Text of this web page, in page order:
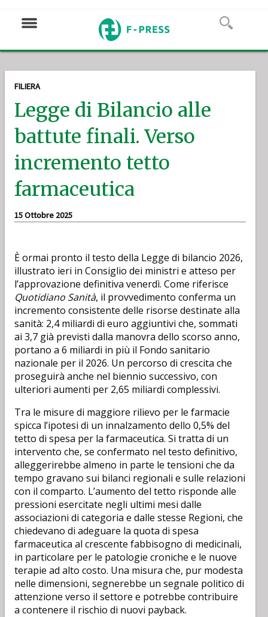
FILIERA
Legge di Bilancio alle
battute finali. Verso
incremento tetto
farmaceutica
15 Ottobre 2025
È ormai pronto il testo della Legge di bilancio 2026,
illustrato ieri in Consiglio dei ministri e atteso per
l’approvazione definitiva venerdì. Come riferisce
Quotidiano Sanità, il provvedimento conferma un
incremento consistente delle risorse destinate alla
sanità: 2,4 miliardi di euro aggiuntivi che, sommati
ai 3,7 già previsti dalla manovra dello scorso anno,
portano a 6 miliardi in più il Fondo sanitario
nazionale per il 2026. Un percorso di crescita che
proseguirà anche nel biennio successivo, con
ulteriori aumenti per 2,65 miliardi complessivi.
Tra le misure di maggiore rilievo per le farmacie
spicca l’ipotesi di un innalzamento dello 0,5% del
tetto di spesa per la farmaceutica. Si tratta di un
intervento che, se confermato nel testo definitivo,
alleggerirebbe almeno in parte le tensioni che da
tempo gravano sui bilanci regionali e sulle relazioni
con il comparto. L’aumento del tetto risponde alle
pressioni esercitate negli ultimi mesi dalle
associazioni di categoria e dalle stesse Regioni, che
chiedevano di adeguare la quota di spesa
farmaceutica al crescente fabbisogno di medicinali,
in particolare per le patologie croniche e le nuove
terapie ad alto costo. Una misura che, pur modesta
nelle dimensioni, segnerebbe un segnale politico di
attenzione verso il settore e potrebbe contribuire
a contenere il rischio di nuovi payback.